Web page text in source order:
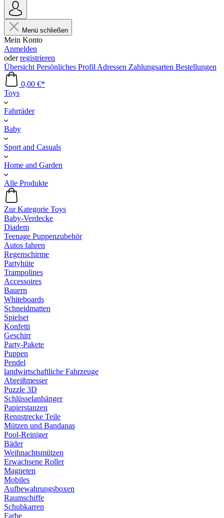
Menü schließen
Mein Konto
Anmelden
oderregistrieren
Übersicht Persönliches Profil Adressen Zahlungsarten Bestellungen
0,00 €*
Toys
Fahrräder
Baby
Sport and Casuals
Home and Garden
Alle Produkte
Zur Kategorie Toys
Baby-Verdecke
Diadem
Teenage Puppenzubehör
Autos fahren
Regenschirme
Partyhüte
Trampolines
Accessoires
Bauern
Whiteboards
Schneidmatten
Spielset
Konfetti
Geschirr
Party-Pakete
Puppen
Pendel
landwirtschaftliche Fahrzeuge
Abreißmesser
Puzzle 3D
Schlüsselanhänger
Papierstanzen
Rennstrecke Teile
Mützen und Bandanas
Pool-Reiniger
Bäder
Weihnachtsmützen
Erwachsene Roller
Magneten
Mobiles
Aufbewahrungsboxen
Raumschiffe
Schubkarren
Farbe